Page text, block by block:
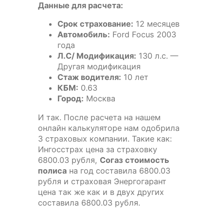
Данные для расчета:
Срок страхование: 12 месяцев
Автомобиль: Ford Focus 2003
года
Л.С/ Модификация: 130 л.с. —
Другая модификация
Стаж водителя: 10 лет
КБМ: 0.63
Город: Москва
И так. После расчета на нашем
онлайн калькуляторе нам одобрила
3 страховых компании. Такие как:
Ингосстрах цена за страховку
6800.03 рубля, Согаз стоимость
полиса на год составила 6800.03
рубля и страховая Энергогарант
цена так же как и в двух других
составила 6800.03 рубля.